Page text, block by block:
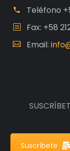
Teléfono
Fax: +58
Email:
Suscríbete